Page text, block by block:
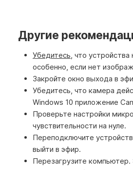
Другие
Убедитесь, что
особенно, если нет
Закройте окно выхода в
Убедитесь, что камера
Windows 10 приложение
Проверьте настройки
чувствительности на нуле.
Переподключите
выйти в эфир.
Перезагрузите компьютер.